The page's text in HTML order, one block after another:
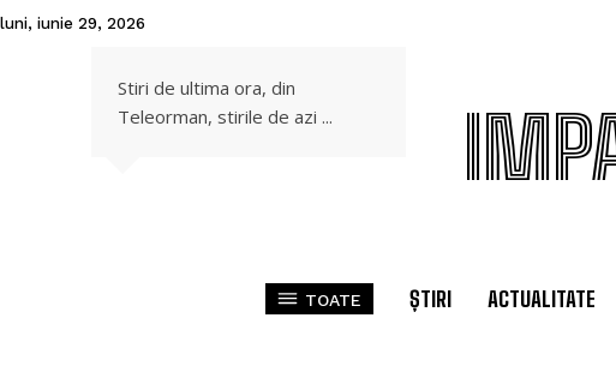
luni, iunie 29, 2026
Stiri de ultima ora, din
Teleorman, stirile de azi ...
TOATE ȘTIRI ACTUALITATE